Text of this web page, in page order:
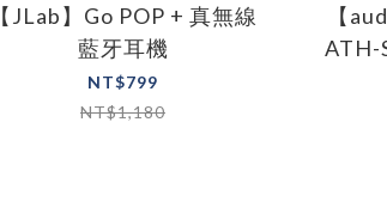
【JLab】Go POP + 真無線
藍牙耳機
NT$799
NT$1,180
【
ATH-